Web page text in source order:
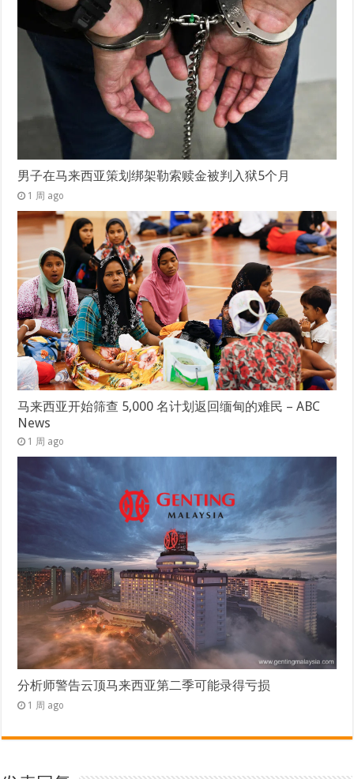
男子在马来西亚策划绑架勒索赎金被判入狱5个月
1 周 ago
马来西亚开始筛查 5,000 名计划返回缅甸的难民 – ABC
News
1 周 ago
分析师警告云顶马来西亚第二季可能录得亏损
1 周 ago